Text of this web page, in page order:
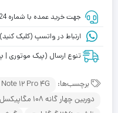
جهت خرید عمده با شماره 09153344724 تماس بگیرید.
ارتباط در واتسپ (کلیک کنید)
تنوع ارسال (پیک موتوری |
برچسب‌ها: 12 Pro 4G
دوربین چهار گانه 108 مگاپیکسل